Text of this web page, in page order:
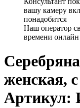
вашу камеру
понадобится
Наш оператор
времени онлайн
женская,
Артикул: